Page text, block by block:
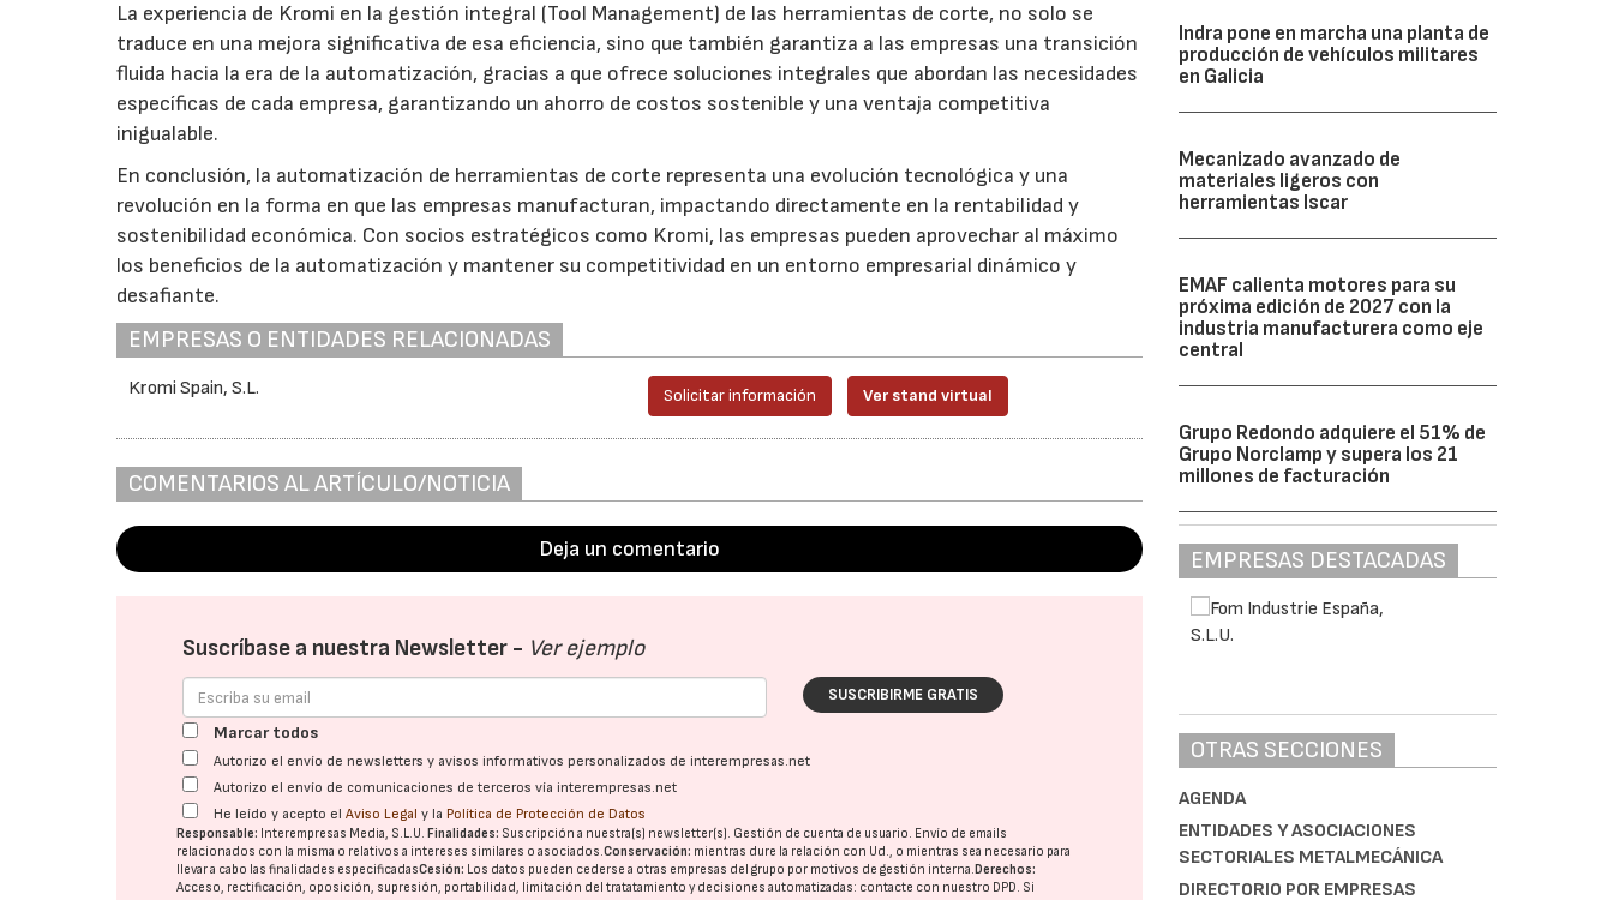
La experiencia de Kromi en la gestión integral (Tool Management) de las herramientas de corte, no solo se
traduce en una mejora significativa de esa eficiencia, sino que también garantiza a las empresas una transición
fluida hacia la era de la automatización, gracias a que ofrece soluciones integrales que abordan las necesidades
específicas de cada empresa, garantizando un ahorro de costos sostenible y una ventaja competitiva
inigualable.
En conclusión, la automatización de herramientas de corte representa una evolución tecnológica y una
revolución en la forma en que las empresas manufacturan, impactando directamente en la rentabilidad y
sostenibilidad económica. Con socios estratégicos como Kromi, las empresas pueden aprovechar al máximo
los beneficios de la automatización y mantener su competitividad en un entorno empresarial dinámico y
desafiante.
EMPRESAS O ENTIDADES RELACIONADAS
Kromi Spain, S.L. Solicitar información Ver stand virtual
COMENTARIOS AL ARTÍCULO/NOTICIA
Deja un comentario
Suscríbase a nuestra Newsletter - Ver ejemplo
SUSCRIBIRME GRATIS
Marcar todos
Autorizo el envío de newsletters y avisos informativos personalizados de interempresas.net
Autorizo el envío de comunicaciones de terceros vía interempresas.net
He leído y acepto elAviso Legal y la Política de Protección de Datos
Responsable: Interempresas Media, S.L.U. Finalidades: Suscripción a nuestra(s) newsletter(s). Gestión de cuenta de usuario. Envío de emails
relacionados con la misma o relativos a intereses similares o asociados.Conservación: mientras dure la relación con Ud., o mientras sea necesario para
llevar a cabo las finalidades especificadasCesión: Los datos pueden cederse a otras empresas del grupo por motivos de gestión interna. Derechos:
Acceso, rectificación, oposición, supresión, portabilidad, limitación del tratatamiento y decisiones automatizadas: contacte con nuestro DPD. Si
Indra pone en marcha una planta de
producción de vehículos militares
en Galicia
Mecanizado avanzado de
materiales ligeros con
herramientas Iscar
EMAF calienta motores para su
próxima edición de 2027 con la
industria manufacturera como eje
central
Grupo Redondo adquiere el 51% de
Grupo Norclamp y supera los 21
millones de facturación
EMPRESAS DESTACADAS
OTRAS SECCIONES
AGENDA
ENTIDADES Y ASOCIACIONES
SECTORIALES METALMECÁNICA
DIRECTORIO POR EMPRESAS